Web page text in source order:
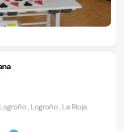
, Logroño , La Rioja